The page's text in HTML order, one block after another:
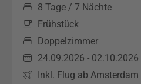
8 Tage / 7 Nächte
Frühstück
Doppelzimmer
24.09.2026 - 02.10.2026
Inkl. Flug ab Amsterdam